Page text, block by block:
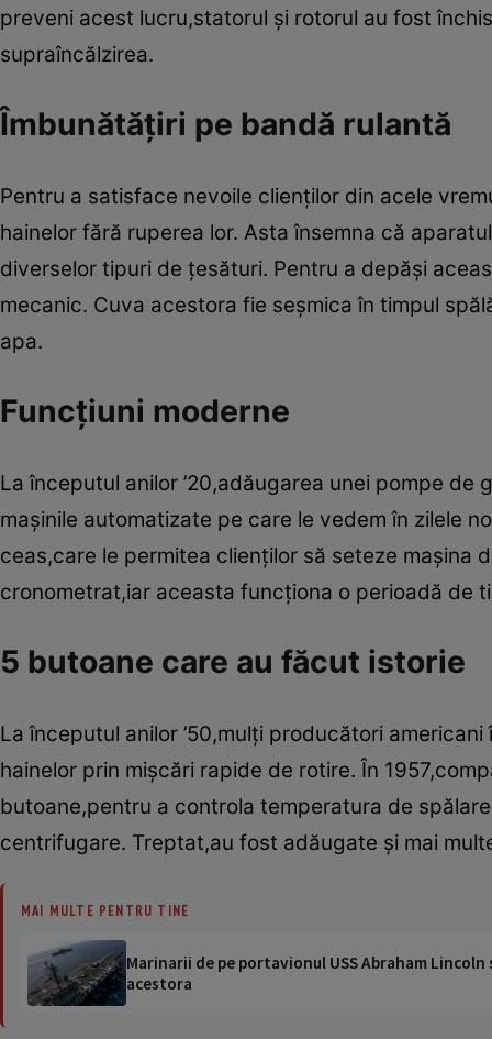
preveni acest lucru,statorul ş­i rotorul au fost
supraîncălzirea.
Îmbunătăţiri pe bandă rulantă
Pentru a satisface nevoile clienţilor din acele
hainelor fără ruperea lor. Asta însemna că
diverselor tipuri de ţesături. Pentru a depăş­i
mecanic. Cuva acestora fie seşmi­ca în timpul
apa.
Funcţiuni moderne
La începutul anilor ’20,adăugarea unei pompe
maş­inile automatizate pe care le vedem în zilele
ceas,care le permitea clienţilor să seteze maş­ina
cronometrat,iar aceasta funcţiona o perioadă de
5 butoane care au făcut istorie
La începutul anilor ’50,mulţi producători
hainelor prin miş­cări rapide de rotire. În
butoane,pentru a controla temperatura de
centrifugare. Treptat,au fost adăugate ­şi mai
MAI MULTE PENTRU TINE
Marinarii de pe portavionul USS Abraham
acestora